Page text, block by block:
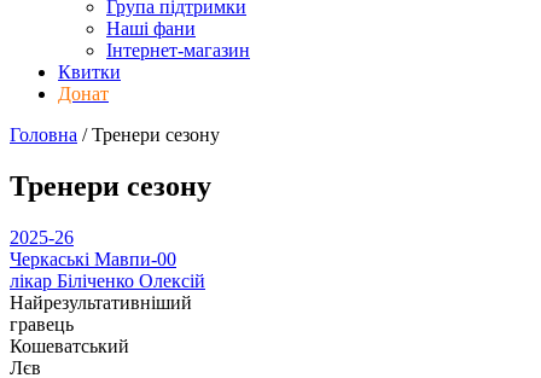
Група підтримки
Наші фани
Інтернет-магазин
Квитки
Донат
Головна /Тренери сезону
Тренери сезону
2025-26
Черкаські Мавпи-00
лікар Біліченко Олексій
Найрезультативніший
гравець
Кошеватський
Лєв